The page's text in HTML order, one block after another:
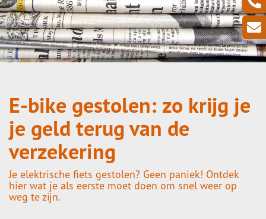
E-bike gestolen: zo krijg je
je geld terug van de
verzekering
Je elektrische fiets gestolen? Geen paniek! Ontdek
hier wat je als eerste moet doen om snel weer op
weg te zijn.